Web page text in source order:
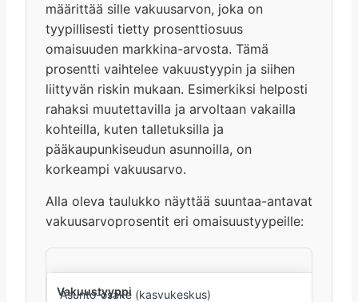
määrittää sille vakuusarvon, joka on
tyypillisesti tietty prosenttiosuus
omaisuuden markkina-arvosta. Tämä
prosentti vaihtelee vakuustyypin ja siihen
liittyvän riskin mukaan. Esimerkiksi helposti
rahaksi muutettavilla ja arvoltaan vakailla
kohteilla, kuten talletuksilla ja
pääkaupunkiseudun asunnoilla, on
korkeampi vakuusarvo.
Alla oleva taulukko näyttää suuntaa-antavat
vakuusarvoprosentit eri omaisuustyypeille:
Asunto-osake (kasvukeskus)